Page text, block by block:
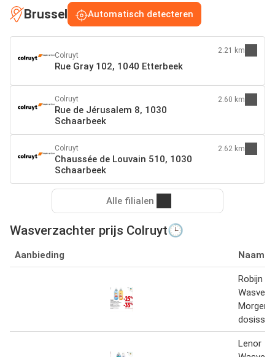
Brussel Automatisch detecteren
Colruyt
Rue Gray 102, 1040 Etterbeek
2.21 km
Colruyt
Rue de Jérusalem 8, 1030
Schaarbeek
2.60 km
Colruyt
Chaussée de Louvain 510, 1030
Schaarbeek
2.62 km
Alle filialen
Wasverzachter prijs Colruyt🕒
Aanbieding Naam
Robijn
Lenor